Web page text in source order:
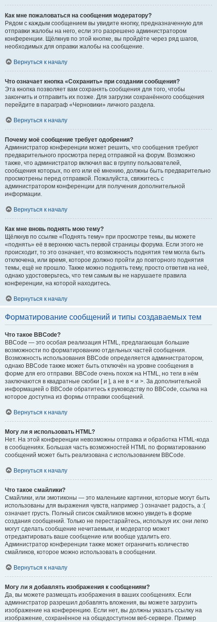
Как мне пожаловаться на сообщения модератору?
Рядом с каждым сообщением вы увидите кнопку, предназначенную для
отправки жалобы на него, если это разрешено администратором
конференции. Щёлкнув по этой кнопке, вы пройдёте через ряд шагов,
необходимых для оправки жалобы на сообщение.
Вернуться к началу
Что означает кнопка «Сохранить» при создании сообщения?
Эта кнопка позволяет вам сохранять сообщения для того, чтобы
закончить и отправить их позже. Для загрузки сохранённого сообщения
перейдите в параграф «Черновики» личного раздела.
Вернуться к началу
Почему моё сообщение требует одобрения?
Администратор конференции может решить, что сообщения требуют
предварительного просмотра перед отправкой на форум. Возможно
также, что администратор включил вас в группу пользователей,
сообщения которых, по его или её мнению, должны быть предварительно
просмотрены перед отправкой. Пожалуйста, свяжитесь с
администратором конференции для получения дополнительной
информации.
Вернуться к началу
Как мне вновь поднять мою тему?
Щёлкнув по ссылке «Поднять тему» при просмотре темы, вы можете
«поднять» её в верхнюю часть первой страницы форума. Если этого не
происходит, то это означает, что возможность поднятия тем могла быть
отключена, или время, которое должно пройти до повторного поднятия
темы, ещё не прошло. Также можно поднять тему, просто ответив на неё,
однако удостоверьтесь, что тем самым вы не нарушаете правила
конференции, на которой находитесь.
Вернуться к началу
Форматирование сообщений и типы создаваемых тем
Что такое BBCode?
BBCode — это особая реализация HTML, предлагающая большие
возможности по форматированию отдельных частей сообщения.
Возможность использования BBCode определяется администратором,
однако BBCode также может быть отключён на уровне сообщения в
форме для его отправки. BBCode очень похож на HTML, но теги в нём
заключаются в квадратные скобки [ и ], а не в < и >. За дополнительной
информацией о BBCode обратитесь к руководству по BBCode, ссылка на
которое доступна из формы отправки сообщений.
Вернуться к началу
Могу ли я использовать HTML?
Нет. На этой конференции невозможны отправка и обработка HTML-кода
в сообщениях. Большая часть возможностей HTML по форматированию
сообщений может быть реализована с использованием BBCode.
Вернуться к началу
Что такое смайлики?
Смайлики, или эмотиконы — это маленькие картинки, которые могут быть
использованы для выражения чувств, например :) означает радость, а :(
означает грусть. Полный список смайликов можно увидеть в форме
создания сообщений. Только не перестарайтесь, используя их: они легко
могут сделать сообщение нечитаемым, и модератор может
отредактировать ваше сообщение или вообще удалить его.
Администратор конференции также может ограничить количество
смайликов, которое можно использовать в сообщении.
Вернуться к началу
Могу ли я добавлять изображения к сообщениям?
Да, вы можете размещать изображения в ваших сообщениях. Если
администратор разрешил добавлять вложения, вы можете загрузить
изображение на конференцию. Если нет, вы должны указать ссылку на
изображение, сохранённое на общедоступном веб-сервере. Пример